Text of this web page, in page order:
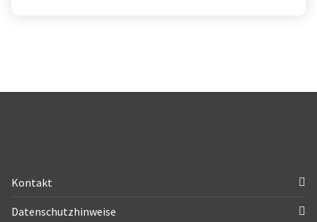
Kontakt
Datenschutzhinweise